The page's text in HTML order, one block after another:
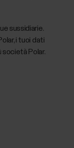
sussidiarie.
i tuoi dati
società Polar.